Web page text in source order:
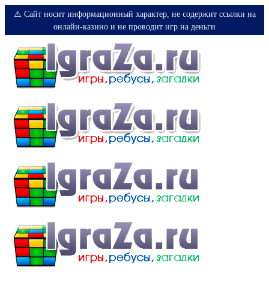
⚠️ Сайт носит информационный характер, не содержит ссылки на
онлайн-казино и не проводит игр на деньги